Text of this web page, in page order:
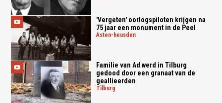
'Vergeten' oorlogspiloten krijgen na
75 jaar een monument in de Peel
asten-heusden
Familie van Ad werd in Tilburg
gedood door een granaat van de
geallieerden
tilburg